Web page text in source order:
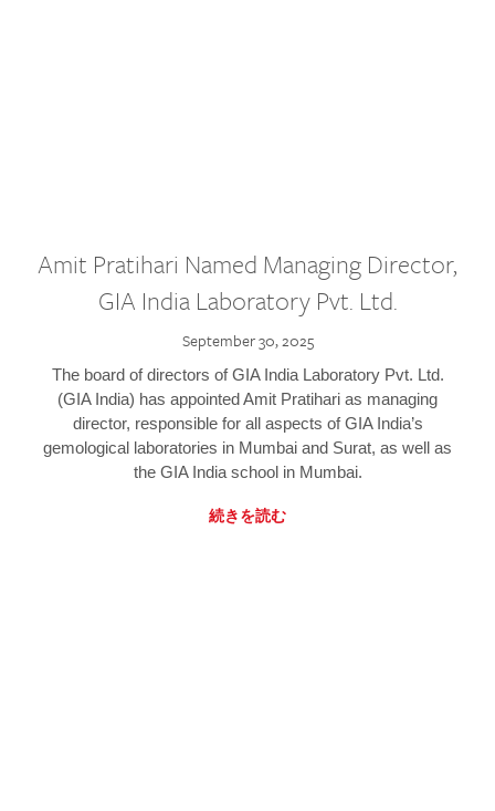
Amit Pratihari Named Managing Director,
GIA India Laboratory Pvt. Ltd.
September 30, 2025
The board of directors of GIA India Laboratory Pvt. Ltd.
(GIA India) has appointed Amit Pratihari as managing
director, responsible for all aspects of GIA India’s
gemological laboratories in Mumbai and Surat, as well as
the GIA India school in Mumbai.
続きを読む